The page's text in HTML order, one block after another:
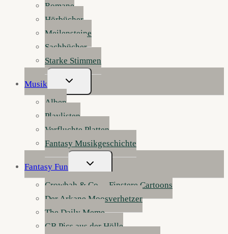
Romane
Hörbücher
Meilensteine
Sachbücher
Starke Stimmen
Musik
Untermenü
Umschalten
Alben
Playlisten
Verfluchte Platten
Fantasy Musikgeschichte
Fantasy Fun
Untermenü
Umschalten
Crowbah & Co. – Finstere Cartoons
Der Arkane Moosverhetzer
The Daily Meme
GB Pics aus der Hölle